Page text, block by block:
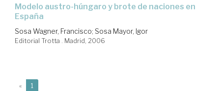
modelo austro-húngaro y brote de naciones en
España
Sosa Wagner, Francisco; Sosa Mayor, Igor
Editorial Trotta . Madrid, 2006
« 1